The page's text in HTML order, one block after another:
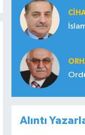
Alıntı